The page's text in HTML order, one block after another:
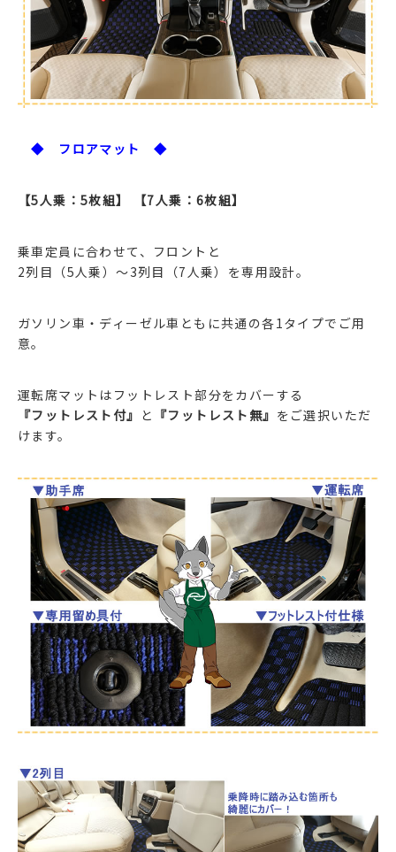
◆ フロアマット ◆
【5人乗：5枚組】 【7人乗：6枚組】
乗車定員に合わせて、フロントと
2列目（5人乗）～3列目（7人乗）を専用設計。
ガソリン車・ディーゼル車ともに共通の各1タイプでご用
意。
運転席マットはフットレスト部分をカバーする
『フットレスト付』 と 『フットレスト無』 をご選択いただ
けます。